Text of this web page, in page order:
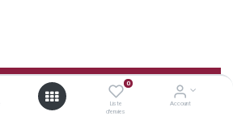
0
Liste
d'envies
Account
Ajouter au panier